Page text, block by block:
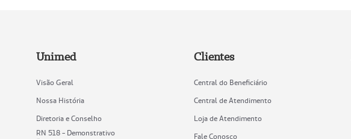
Unimed
Visão Geral
Nossa História
Diretoria e Conselho
RN 518 - Demonstrativo
Clientes
Central do Beneficiário
Central de Atendimento
Loja de Atendimento
Fale Conosco